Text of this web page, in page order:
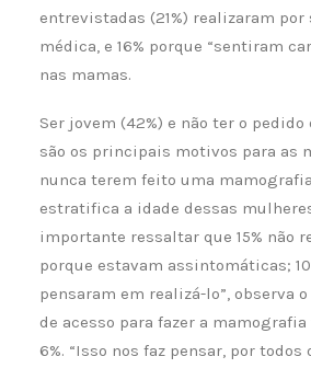
entrevistadas (21%) realizaram
médica, e 16% porque “sentiram
nas mamas.
Ser jovem (42%) e não ter o pedido
são os principais motivos para as
nunca terem feito uma
estratifica a idade dessas
importante ressaltar que 15% não
porque estavam assintomáticas;
pensaram em realizá-lo”, observa
de acesso para fazer a
6%. “Isso nos faz pensar, por todos